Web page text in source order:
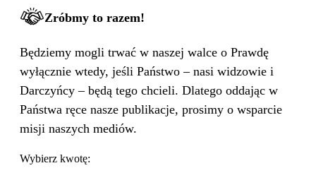
Zróbmy to razem!
Będziemy mogli trwać w naszej walce o Prawdę
wyłącznie wtedy, jeśli Państwo – nasi widzowie i
Darczyńcy – będą tego chcieli. Dlatego oddając w
Państwa ręce nasze publikacje, prosimy o wsparcie
misji naszych mediów.
Wybierz kwotę: